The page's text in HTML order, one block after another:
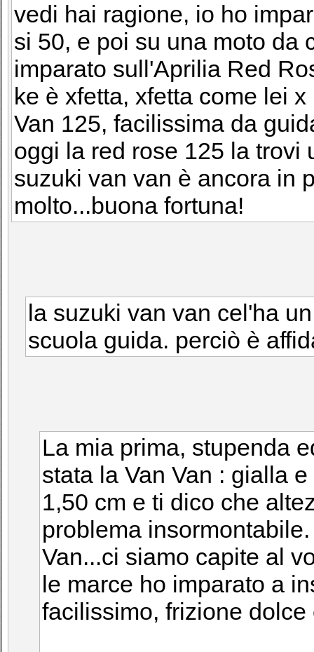
vedi hai ragione, io ho
si 50, e poi su una moto da
imparato sull'Aprilia Red
ke è xfetta, xfetta come lei
Van 125, facilissima da
oggi la red rose 125 la trovi
suzuki van van è ancora in
molto...buona fortuna!
la suzuki van van cel'ha
scuola guida. perciò è
La mia prima, stupenda
stata la Van Van : gialla
1,50 cm e ti dico che
problema
Van...ci siamo capite al
le marce ho imparato a
facilissimo, frizione